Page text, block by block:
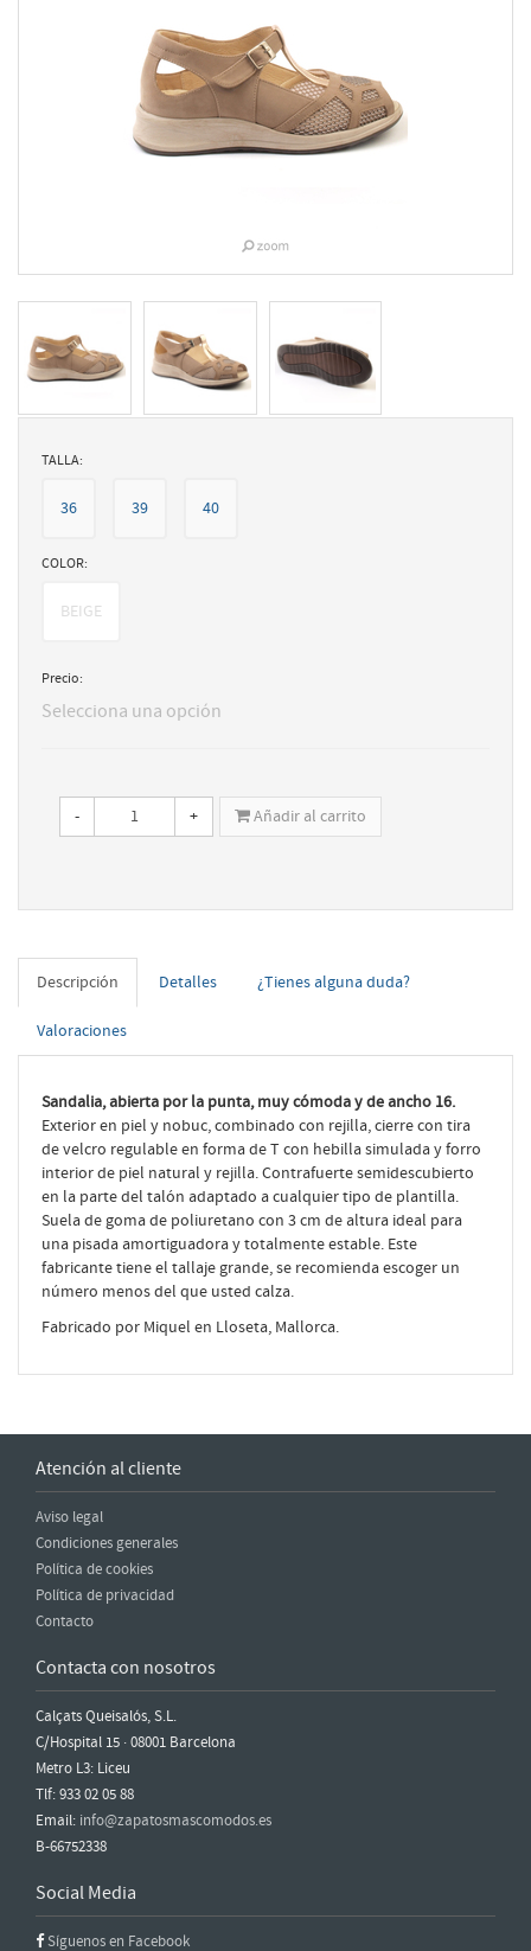
TALLA:
36 39 40
COLOR:
BEIGE
Precio:
Selecciona una opción
- + Añadir al carrito
Descripción Detalles ¿Tienes alguna duda?
Valoraciones
Sandalia, abierta por la punta, muy cómoda y de ancho 16.
Exterior en piel y nobuc, combinado con rejilla, cierre con tira
de velcro regulable en forma de T con hebilla simulada y forro
interior de piel natural y rejilla. Contrafuerte semidescubierto
en la parte del talón adaptado a cualquier tipo de plantilla.
Suela de goma de poliuretano con 3 cm de altura ideal para
una pisada amortiguadora y totalmente estable. Este
fabricante tiene el tallaje grande, se recomienda escoger un
número menos del que usted calza.
Fabricado por Miquel en Lloseta, Mallorca.
Atención al cliente
Aviso legal
Condiciones generales
Política de cookies
Política de privacidad
Contacto
Contacta con nosotros
Calçats Queisalós, S.L.
C/Hospital 15 · 08001 Barcelona
Metro L3: Liceu
Tlf: 933 02 05 88
Email: info@zapatosmascomodos.es
B-66752338
Social Media
Síguenos en Facebook